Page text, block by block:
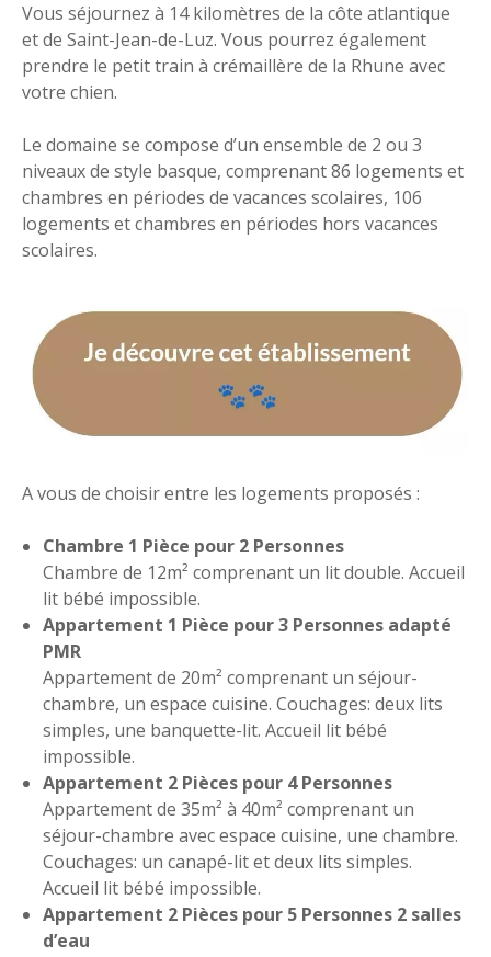
Vous séjournez à 14 kilomètres de la côte atlantique
et de Saint-Jean-de-Luz. Vous pourrez également
prendre le petit train à crémaillère de la Rhune avec
votre chien.
Le domaine se compose d’un ensemble de 2 ou 3
niveaux de style basque, comprenant 86 logements et
chambres en périodes de vacances scolaires, 106
logements et chambres en périodes hors vacances
scolaires.
A vous de choisir entre les logements proposés :
Chambre 1 Pièce pour 2 Personnes
Chambre de 12m² comprenant un lit double. Accueil
lit bébé impossible.
Appartement 1 Pièce pour 3 Personnes adapté
PMR
Appartement de 20m² comprenant un séjour-
chambre, un espace cuisine. Couchages: deux lits
simples, une banquette-lit. Accueil lit bébé
impossible.
Appartement 2 Pièces pour 4 Personnes
Appartement de 35m² à 40m² comprenant un
séjour-chambre avec espace cuisine, une chambre.
Couchages: un canapé-lit et deux lits simples.
Accueil lit bébé impossible.
Appartement 2 Pièces pour 5 Personnes 2 salles
d’eau